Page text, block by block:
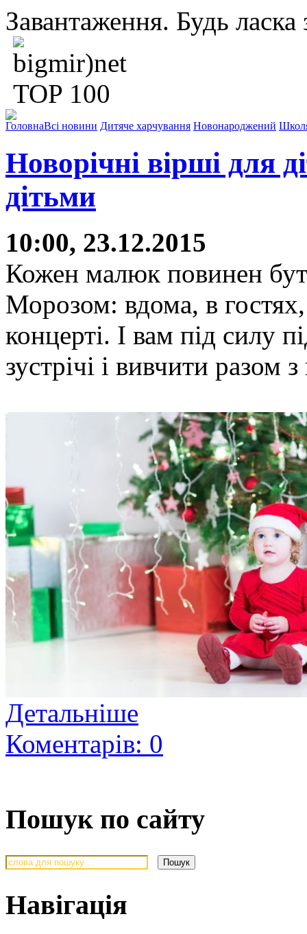
Завантаження. Будь ласка
ГоловнаВсі новини Дитяче харчування Новонароджений
Новорічні вірші для
дітьми
10:00, 23.12.2015
Кожен малюк повинен
Морозом: вдома, в
концерті. І вам під силу
зустрічі і вивчити
Детальніше
Коментарів: 0
Пошук по сайту
Навігація